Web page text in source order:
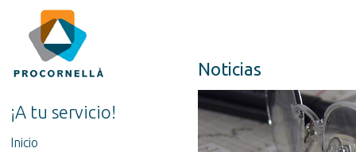
¡A tu servicio!
Inicio
Noticias